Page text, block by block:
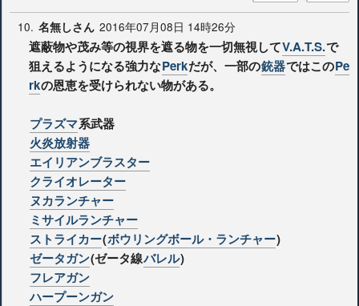
10. 名無しさん 2016年07月08日 14時26分
遮蔽物や茂み等の視界を遮る物を一切無視してV.A.T.S.で
狙えるようになる強力なPerkだが、一部の銃器ではこのPe
rkの恩恵を受けられない物がある。
プラズマ系武器
火炎放射器
エイリアンブラスター
クライオレーター
ヌカランチャー
ミサイルランチャー
ストライカー(ボウリングボール・ランチャー)
ゼータガン(ゼータ線バレル)
フレアガン
ハープーンガン